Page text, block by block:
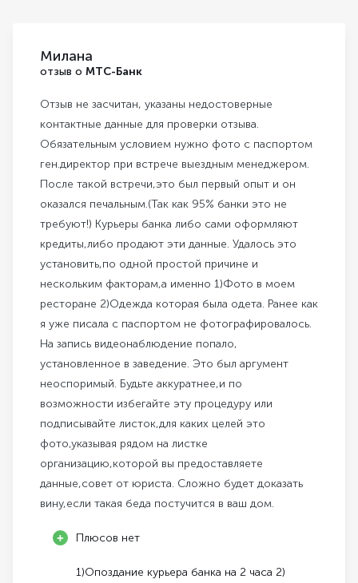
Милана
отзыв о МТС-Банк
Отзыв не засчитан, указаны недостоверные
контактные данные для проверки отзыва.
Обязательным условием нужно фото с паспортом
ген.директор при встрече выездным менеджером.
После такой встречи,это был первый опыт и он
оказался печальным.(Так как 95% банки это не
требуют!) Курьеры банка либо сами оформляют
кредиты,либо продают эти данные. Удалось это
установить,по одной простой причине и
нескольким факторам,а именно 1)Фото в моем
ресторане 2)Одежда которая была одета. Ранее как
я уже писала с паспортом не фотографировалось.
На запись видеонаблюдение попало,
установленное в заведение. Это был аргумент
неоспоримый. Будьте аккуратнее,и по
возможности избегайте эту процедуру или
подписывайте листок,для каких целей это
фото,указывая рядом на листке
организацию,которой вы предоставляете
данные,совет от юриста. Сложно будет доказать
вину,если такая беда постучится в ваш дом.
Плюсов нет
1)Опоздание курьера банка на 2 часа 2)